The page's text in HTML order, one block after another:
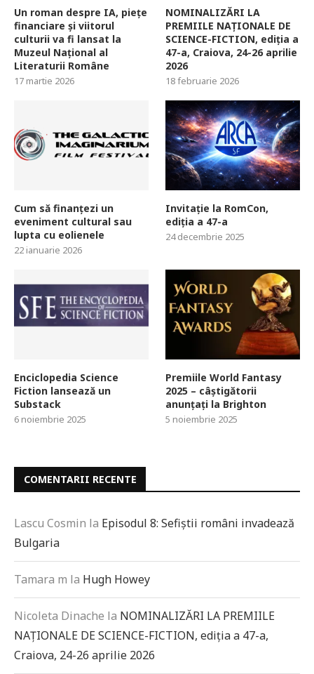
Un roman despre IA, piețe
financiare și viitorul
culturii va fi lansat la
Muzeul Național al
Literaturii Române
17 martie 2026
NOMINALIZĂRI LA
PREMIILE NAȚIONALE DE
SCIENCE-FICTION, ediția a
47-a, Craiova, 24-26 aprilie
2026
18 februarie 2026
Cum să finanțezi un
eveniment cultural sau
lupta cu eolienele
22 ianuarie 2026
Invitație la RomCon,
ediția a 47-a
24 decembrie 2025
Enciclopedia Science
Fiction lansează un
Substack
6 noiembrie 2025
Premiile World Fantasy
2025 – câștigătorii
anunțați la Brighton
5 noiembrie 2025
COMENTARII RECENTE
Lascu Cosmin la Episodul 8: Sefiștii români invadează
Bulgaria
Tamara m la Hugh Howey
Nicoleta Dinache la NOMINALIZĂRI LA PREMIILE
NAȚIONALE DE SCIENCE-FICTION, ediția a 47-a,
Craiova, 24-26 aprilie 2026